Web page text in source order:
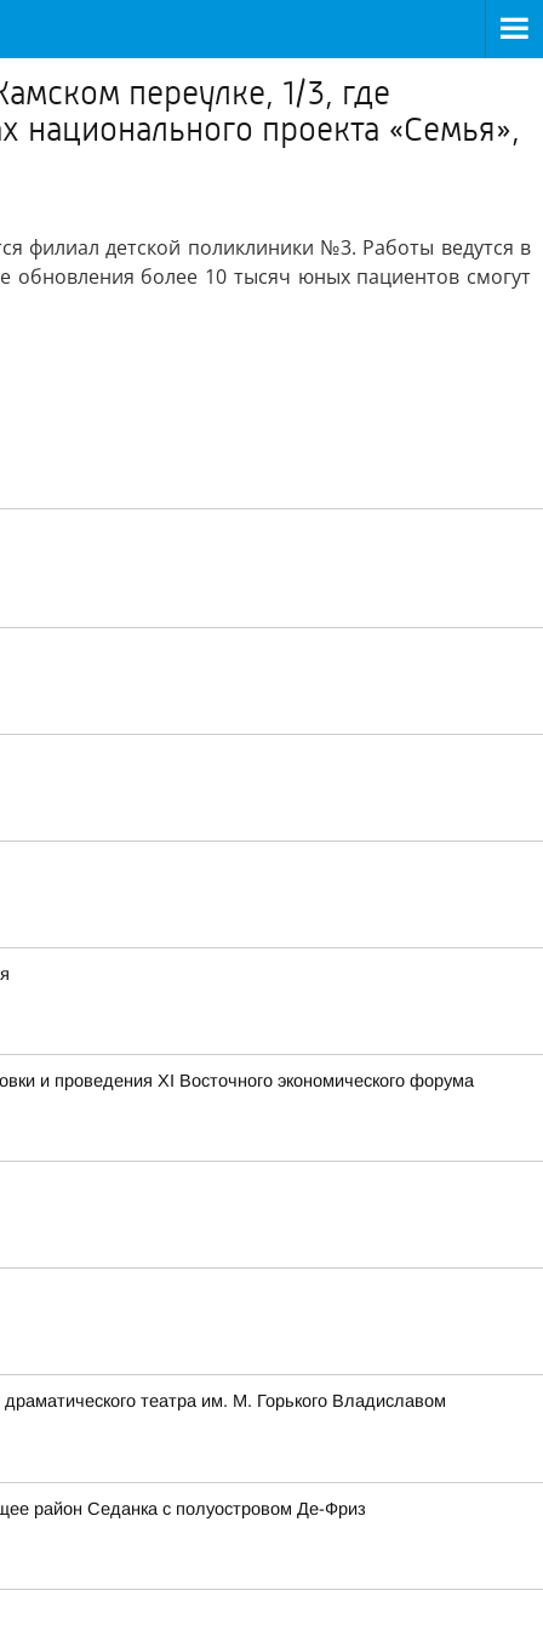
переулке, 1/3, где
проекта «Семья»,
филиал детской поликлиники №3. Работы ведутся в
более 10 тысяч юных пациентов смогут
и проведения XI Восточного экономического форума
театра им. М. Горького Владиславом
район Седанка с полуостровом Де-Фриз